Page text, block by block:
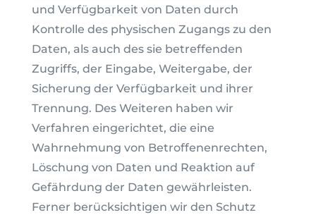
und Verfügbarkeit von Daten durch
Kontrolle des physischen Zugangs zu den
Daten, als auch des sie betreffenden
Zugriffs, der Eingabe, Weitergabe, der
Sicherung der Verfügbarkeit und ihrer
Trennung. Des Weiteren haben wir
Verfahren eingerichtet, die eine
Wahrnehmung von Betroffenenrechten,
Löschung von Daten und Reaktion auf
Gefährdung der Daten gewährleisten.
Ferner berücksichtigen wir den Schutz